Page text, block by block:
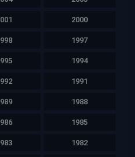
2000
1997
1994
1991
1988
1985
1982